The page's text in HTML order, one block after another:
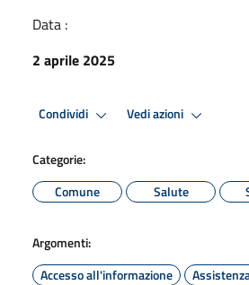
Data :
2 aprile 2025
Condividi Vedi azioni
Categorie:
Comune
Salute
Argomenti:
Accesso all'informazione